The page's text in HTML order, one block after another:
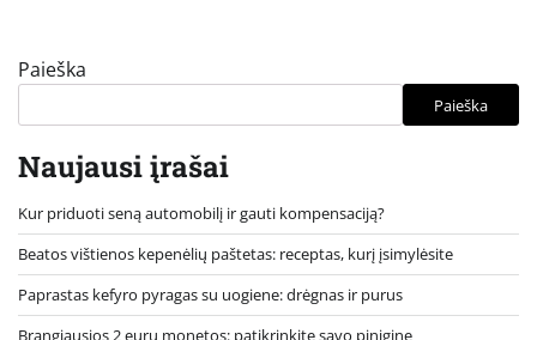
Paieška
Paieška
Naujausi įrašai
Kur priduoti seną automobilį ir gauti kompensaciją?
Beatos vištienos kepenėlių paštetas: receptas, kurį įsimylėsite
Paprastas kefyro pyragas su uogiene: drėgnas ir purus
Brangiausios 2 eurų monetos: patikrinkite savo piniginę